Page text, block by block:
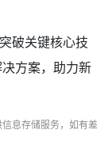
破关键核心技
方案，助力新
息存储服务，如有差